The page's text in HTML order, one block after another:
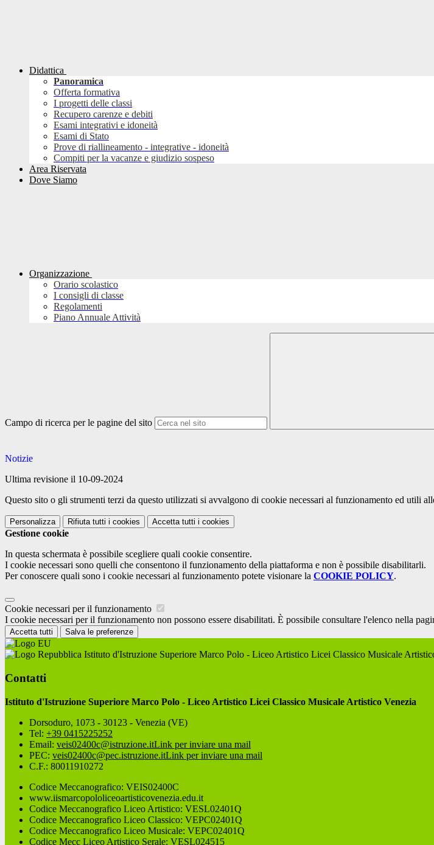
Didattica
Panoramica
Offerta formativa
I progetti delle classi
Recupero carenze e debiti
Esami integrativi e idoneità
Esami di Stato
Prove di riallineamento - integrative - idoneità
Compiti per la vacanze e giudizio sospeso
Area Riservata
Dove Siamo
Organizzazione
Orario scolastico
I consigli di classe
Regolamenti
Piano Annuale Attività
Campo di ricerca per le pagine del sito
Notizie
Ultima revisione il 10-09-2024
Questo sito o gli strumenti terzi da questo utilizzati si avvalgono di cookie necessari al funzionamento ed utili
Personalizza Rifiuta tutti i cookies Accetta tutti i cookies
Gestione cookie
In questa schermata è possibile scegliere quali cookie consentire.
I cookie necessari sono quelli che consentono il funzionamento della piattaforma e non è possibile disabilitarli.
Per conoscere quali sono i cookie necessari al funzionamento potete visionare la COOKIE POLICY.
Cookie necessari per il funzionamento
I cookie necessari per il funzionamento non possono essere disabilitati. È possibile consultare l'elenco nella
Accetta tutti Salva le preferenze
Istituto d'Istruzione Superiore Marco Polo - Liceo Artistico Licei Classico Musicale
Contatti
Istituto d'Istruzione Superiore Marco Polo - Liceo Artistico Licei Classico Musicale Artistico Venezia
Dorsoduro, 1073 - 30123 - Venezia (VE)
Tel: +39 0415225252
Email: veis02400c@istruzione.itLink per inviare una mail
PEC: veis02400c@pec.istruzione.itLink per inviare una mail
C.F.: 80011910272
Codice Meccanografico: VEIS02400C
www.iismarcopololiceoartisticovenezia.edu.it
Codice Meccanografico Liceo Artistico: VESL02401Q
Codice Meccanografico Liceo Classico: VEPC02401Q
Codice Meccanografico Liceo Musicale: VEPC02401Q
Codice Mecc Liceo Artistico Serale: VESL024515